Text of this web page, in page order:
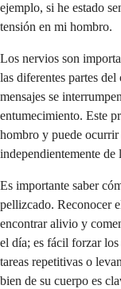
ejemplo, si he estado
tensión en mi hombro.
Los nervios son
las diferentes partes
mensajes se
entumecimiento. Este
hombro y puede ocurrir
independientemente de
Es importante saber
pellizcado. Reconocer
encontrar alivio y
el día; es fácil forzar
tareas repetitivas o
bien de su cuerpo es